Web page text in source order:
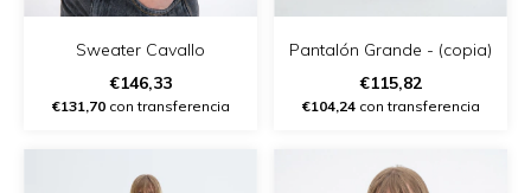
Sweater Cavallo
€146,33
€131,70con transferencia
Pantalón Grande - (copia)
€115,82
€104,24con transferencia